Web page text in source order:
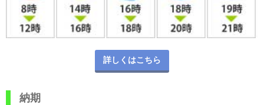
詳しくはこちら
納期